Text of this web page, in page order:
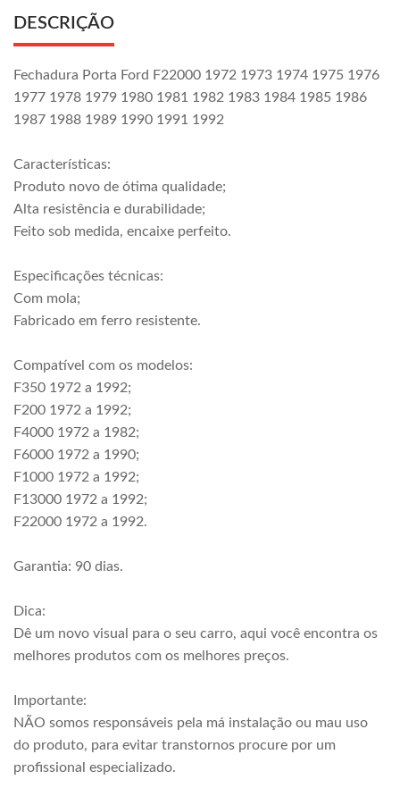
DESCRIÇÃO
Fechadura Porta Ford F22000 1972 1973 1974 1975 1976
1977 1978 1979 1980 1981 1982 1983 1984 1985 1986
1987 1988 1989 1990 1991 1992
Características:
Produto novo de ótima qualidade;
Alta resistência e durabilidade;
Feito sob medida, encaixe perfeito.
Especificações técnicas:
Com mola;
Fabricado em ferro resistente.
Compatível com os modelos:
F350 1972 a 1992;
F200 1972 a 1992;
F4000 1972 a 1982;
F6000 1972 a 1990;
F1000 1972 a 1992;
F13000 1972 a 1992;
F22000 1972 a 1992.
Garantia: 90 dias.
Dica:
Dê um novo visual para o seu carro, aqui você encontra os
melhores produtos com os melhores preços.
Importante:
NÃO somos responsáveis pela má instalação ou mau uso
do produto, para evitar transtornos procure por um
profissional especializado.